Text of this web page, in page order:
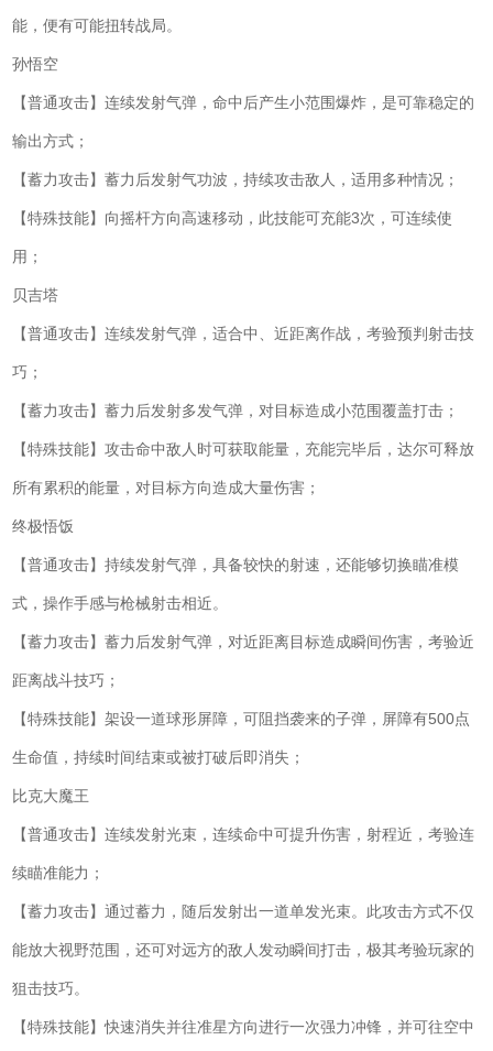
能，便有可能扭转战局。
孙悟空
【普通攻击】连续发射气弹，命中后产生小范围爆炸，是可靠稳定的
输出方式；
【蓄力攻击】蓄力后发射气功波，持续攻击敌人，适用多种情况；
【特殊技能】向摇杆方向高速移动，此技能可充能3次，可连续使
用；
贝吉塔
【普通攻击】连续发射气弹，适合中、近距离作战，考验预判射击技
巧；
【蓄力攻击】蓄力后发射多发气弹，对目标造成小范围覆盖打击；
【特殊技能】攻击命中敌人时可获取能量，充能完毕后，达尔可释放
所有累积的能量，对目标方向造成大量伤害；
终极悟饭
【普通攻击】持续发射气弹，具备较快的射速，还能够切换瞄准模
式，操作手感与枪械射击相近。
【蓄力攻击】蓄力后发射气弹，对近距离目标造成瞬间伤害，考验近
距离战斗技巧；
【特殊技能】架设一道球形屏障，可阻挡袭来的子弹，屏障有500点
生命值，持续时间结束或被打破后即消失；
比克大魔王
【普通攻击】连续发射光束，连续命中可提升伤害，射程近，考验连
续瞄准能力；
【蓄力攻击】通过蓄力，随后发射出一道单发光束。此攻击方式不仅
能放大视野范围，还可对远方的敌人发动瞬间打击，极其考验玩家的
狙击技巧。
【特殊技能】快速消失并往准星方向进行一次强力冲锋，并可往空中